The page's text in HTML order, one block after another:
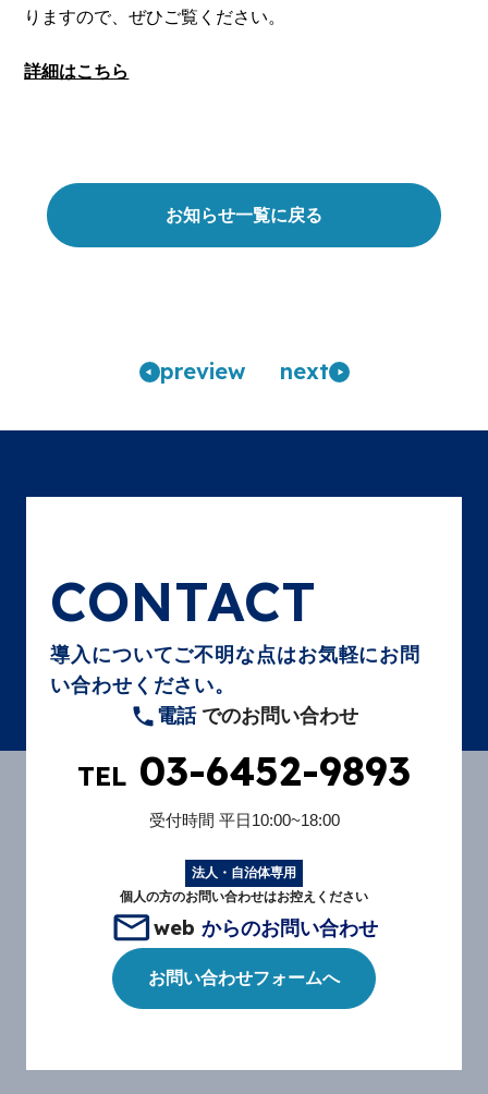
りますので、ぜひご覧ください。
詳細はこちら
お知らせ一覧に戻る
preview next
CONTACT
導入についてご不明な点はお気軽にお問
い合わせください。
電話でのお問い合わせ
TEL 03-6452-9893
受付時間 平日10:00~18:00
法人・自治体専用
個人の方のお問い合わせはお控えください
web からのお問い合わせ
お問い合わせフォームへ